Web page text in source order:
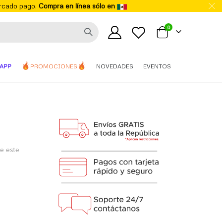
pago. Compra en línea sólo en
Mi carrito
0elementos
PROMOCIONES NOVEDADES EVENTOS
este